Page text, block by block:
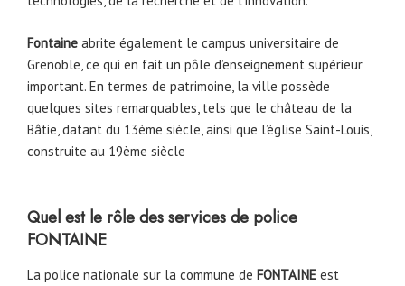
Fontaine abrite également le campus universitaire de
Grenoble, ce qui en fait un pôle d’enseignement supérieur
important. En termes de patrimoine, la ville possède
quelques sites remarquables, tels que le château de la
Bâtie, datant du 13ème siècle, ainsi que l’église Saint-Louis,
construite au 19ème siècle
Quel est le rôle des services de police
FONTAINE
La police nationale sur la commune de FONTAINE est